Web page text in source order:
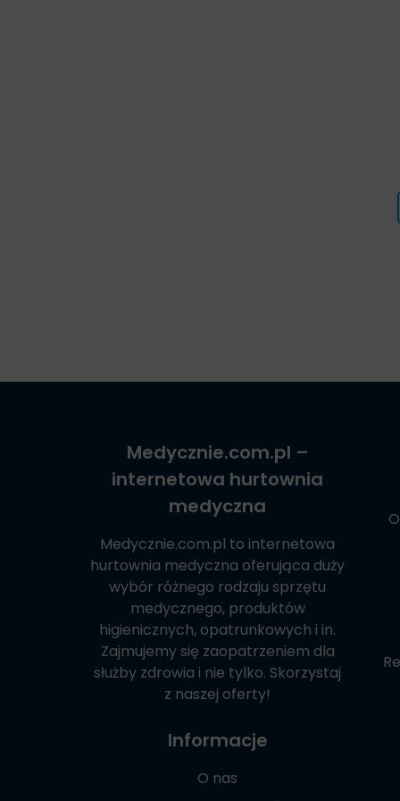
Medycznie.com.pl –
internetowa hurtownia
medyczna
Medycznie.com.pl to internetowa
hurtownia medyczna oferująca duży
wybór różnego rodzaju sprzętu
medycznego, produktów
higienicznych, opatrunkowych i in.
Zajmujemy się zaopatrzeniem dla
służby zdrowia i nie tylko. Skorzystaj
z naszej oferty!
Informacje
O nas